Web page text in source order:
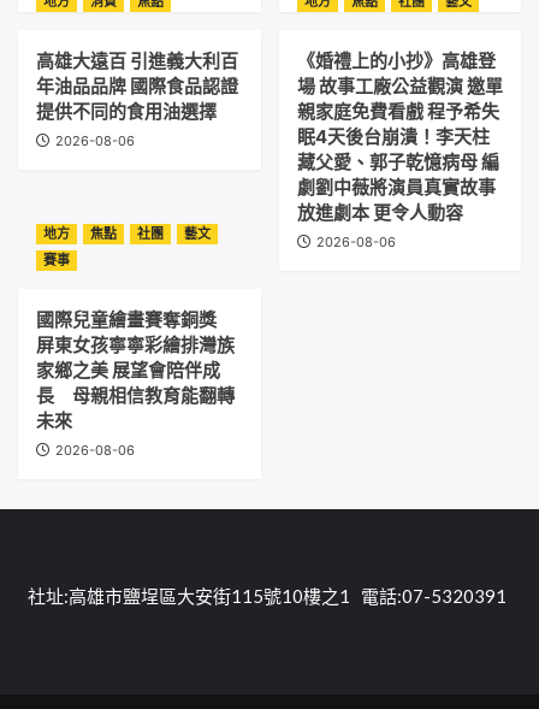
高雄大遠百 引進義大利百
年油品品牌 國際食品認證
提供不同的食用油選擇
2026-08-06
《婚禮上的小抄》高雄登
場 故事工廠公益觀演 邀單
親家庭免費看戲 程予希失
眠4天後台崩潰！李天柱
藏父愛、郭子乾憶病母 編
劇劉中薇將演員真實故事
放進劇本 更令人動容
2026-08-06
地方 焦點 社團
藝文
賽事
國際兒童繪畫賽奪銅獎
屏東女孩寧寧彩繪排灣族
家鄉之美 展望會陪伴成
長 母親相信教育能翻轉
未來
2026-08-06
社址:高雄市鹽埕區大安街115號10樓之1 電話:07-5320391